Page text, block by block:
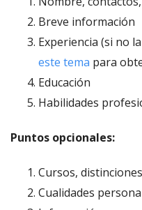
Breve información
Experiencia (si no
este tema para
Educación
Habilidades
Puntos opcionales:
Cursos,
Cualidades